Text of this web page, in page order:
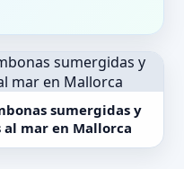
sumergidas y
al mar en Mallorca